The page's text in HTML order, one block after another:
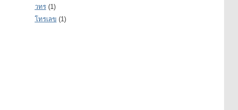
วทร (1)
โทรเลข (1)